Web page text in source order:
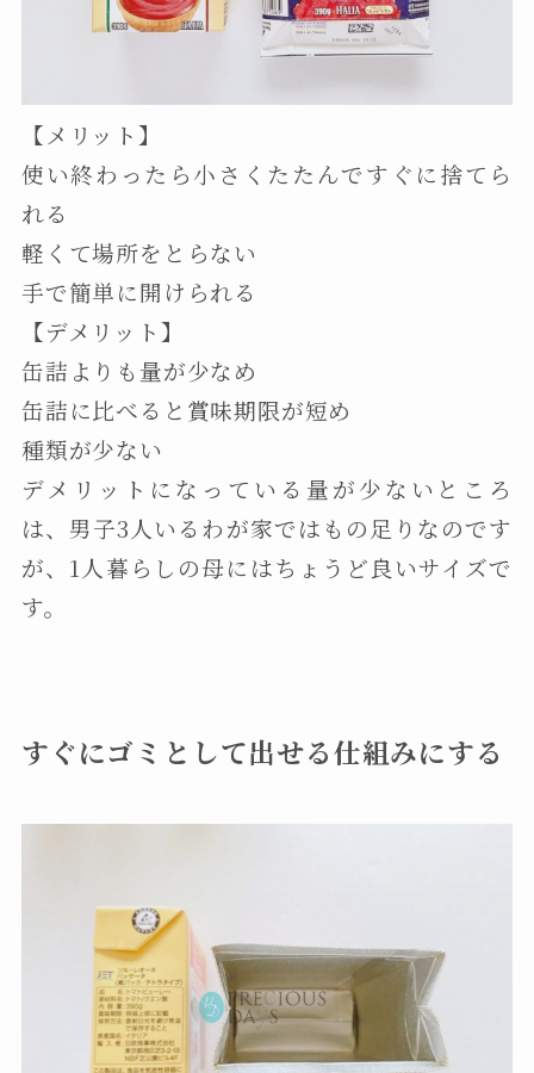
【メリット】
使い終わったら小さくたたんですぐに捨てら
れる
軽くて場所をとらない
手で簡単に開けられる
【デメリット】
缶詰よりも量が少なめ
缶詰に比べると賞味期限が短め
種類が少ない
デメリットになっている量が少ないところ
は、男子3人いるわが家ではもの足りなのです
が、1人暮らしの母にはちょうど良いサイズで
す。
すぐにゴミとして出せる仕組みにする